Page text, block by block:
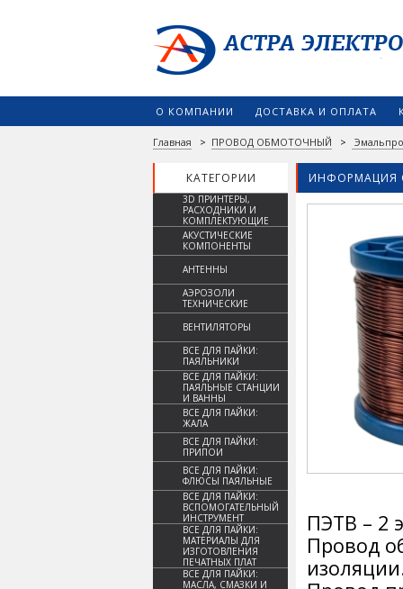
О КОМПАНИИ ДОСТАВКА И ОПЛАТА
Главная > ПРОВОД ОБМОТОЧНЫЙ >
КАТЕГОРИИ ИНФОРМАЦИЯ
3D ПРИНТЕРЫ,
РАСХОДНИКИ И
КОМПЛЕКТУЮЩИЕ
АКУСТИЧЕСКИЕ
КОМПОНЕНТЫ
АНТЕННЫ
АЭРОЗОЛИ
ТЕХНИЧЕСКИЕ
ВЕНТИЛЯТОРЫ
ВСЕ ДЛЯ ПАЙКИ:
ПАЯЛЬНИКИ
ВСЕ ДЛЯ ПАЙКИ:
ПАЯЛЬНЫЕ СТАНЦИИ
И ВАННЫ
ВСЕ ДЛЯ ПАЙКИ:
ЖАЛА
ВСЕ ДЛЯ ПАЙКИ:
ПРИПОИ
ВСЕ ДЛЯ ПАЙКИ:
ФЛЮСЫ ПАЯЛЬНЫЕ
ВСЕ ДЛЯ ПАЙКИ:
ВСПОМОГАТЕЛЬНЫЙ
ИНСТРУМЕНТ
ВСЕ ДЛЯ ПАЙКИ:
МАТЕРИАЛЫ ДЛЯ
ИЗГОТОВЛЕНИЯ
ПЕЧАТНЫХ ПЛАТ
ВСЕ ДЛЯ ПАЙКИ:
МАСЛА, СМАЗКИ И
ПЭТВ – 2
Провод